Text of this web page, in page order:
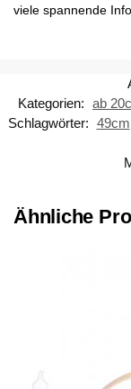
viele spannende
Kategorien: ab
Schlagwörter: 49cm
Ähnliche